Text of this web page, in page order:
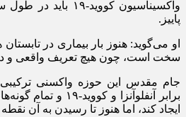
واکسیناسیون کووید-
پاییز.
او می‌گوید: هنوز بار بیماری در
سخت است، چون هیچ تعریف واقعی و
جام مقدس این حوزه واکسنی
برابر آنفلوآنزا و
ایجاد کند، اما هنوز تا رسیدن به آن